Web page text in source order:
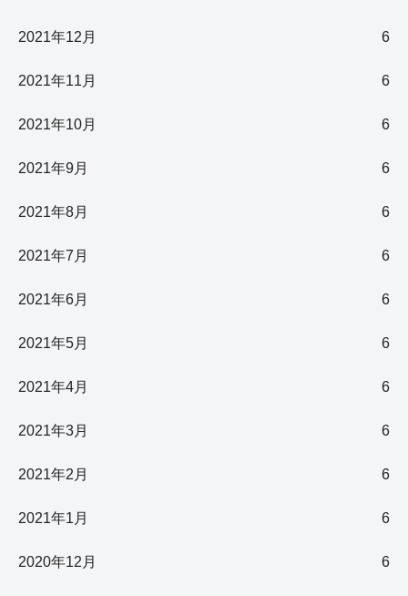
2021年12月 6
2021年11月 6
2021年10月 6
2021年9月 6
2021年8月 6
2021年7月 6
2021年6月 6
2021年5月 6
2021年4月 6
2021年3月 6
2021年2月 6
2021年1月 6
2020年12月 6